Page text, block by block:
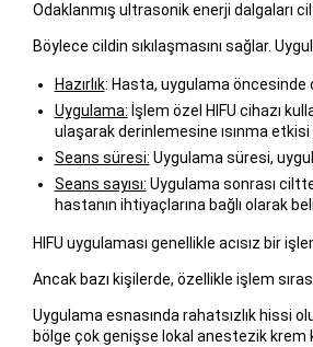
Odaklanmış ultrasonik enerji dalgaları
Böylece cildin sıkılaşmasını sağlar.
Hazırlık: Hasta, uygulama öncesinde
Uygulama: İşlem özel HIFU cihazı
ulaşarak derinlemesine ısınma etkisi
Seans süresi: Uygulama süresi,
Seans sayısı: Uygulama sonrası
hastanın ihtiyaçlarına bağlı olarak
HIFU uygulaması genellikle acısız bir
Ancak bazı kişilerde, özellikle işlem
Uygulama esnasında rahatsızlık hissi
bölge çok genişse lokal anestezik krem